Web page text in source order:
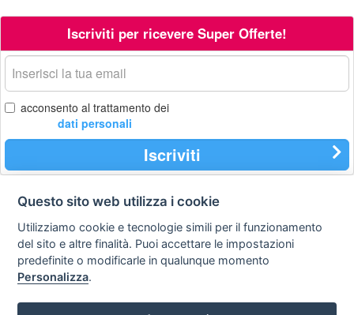
Iscriviti per ricevere Super Offerte!
La
tua
email
acconsento al trattamento dei
dati personali
Iscriviti
Contatti
Privacy
policy
legale
Preferenze cookie
Questo sito web utilizza i cookie
Utilizziamo cookie e tecnologie simili per il funzionamento
del sito e altre finalità. Puoi accettare le impostazioni
predefinite o modificarle in qualunque momento
Personalizza.